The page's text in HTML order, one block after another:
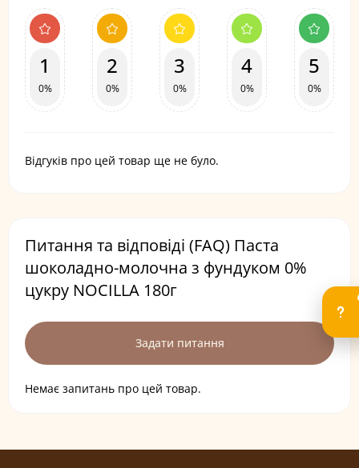
1
0%
2
0%
3
0%
4
0%
5
0%
Відгуків про цей товар ще не було.
Питання та відповіді (FAQ) Паста
шоколадно-молочна з фундуком 0%
цукру NOCILLA 180г
Задати питання
Немає запитань про цей товар.